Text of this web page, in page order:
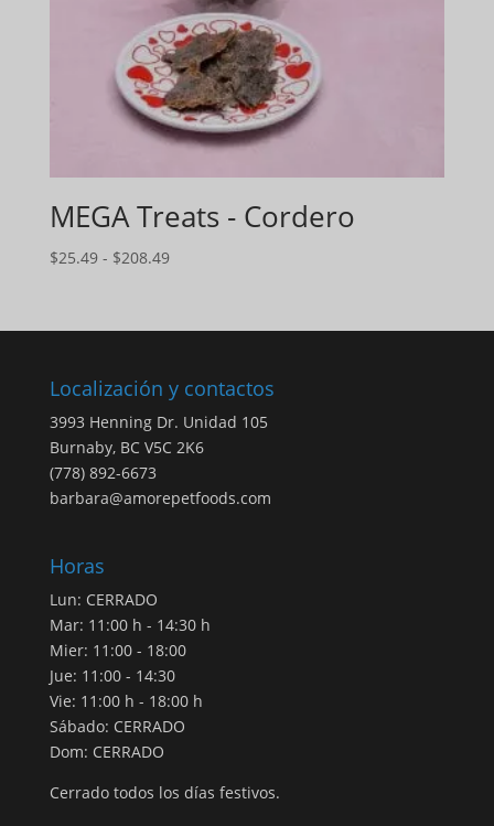
MEGA Treats - Cordero
$25.49 - $208.49Gama
$25.49
$208.49
Localización y contactos
3993 Henning Dr. Unidad 105
Burnaby, BC V5C 2K6
(778) 892-6673
barbara@amorepetfoods.com
Horas
Lun: CERRADO
Mar: 11:00 h - 14:30 h
Mier: 11:00 - 18:00
Jue: 11:00 - 14:30
Vie: 11:00 h - 18:00 h
Sábado: CERRADO
Dom: CERRADO
Cerrado todos los días festivos.